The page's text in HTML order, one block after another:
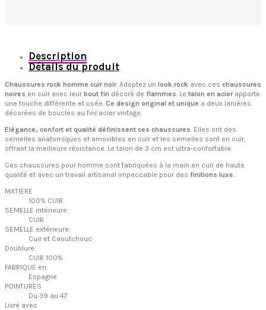
Description
Détails du produit
Chaussures rock homme cuir noir. Adoptez un look rock avec ces chaussures
noires en cuir avec leur bout fin décoré de flammes. Le talon en acierapporte
une touche différente et osée. Ce design original et unique a deux lanières
décorées de boucles au fini acier vintage.
Elégance, confort et qualité définissent ces chaussures. Elles ont des
semelles anatomiques et amovibles en cuir et les semelles sont en cuir,
offrant la meilleure résistance. Le talon de 3 cm est ultra-confortable.
Ces chaussures pour homme sont fabriquées à la main en cuir de haute
qualité et avec un travail artisanal impeccable pour des finitions luxe.
MATIERE
100% CUIR
SEMELLE intérieure:
CUIR
SEMELLE extérieure:
Cuir et Caoutchouc
Doublure
CUIR 100%
FABRIQUE en:
Espagne
POINTURES
Du 39 au 47
Livré avec